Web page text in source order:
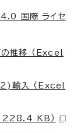
4.0 国際 ライセ
推移 （Excel
輸入 （Excel
228.4 KB）